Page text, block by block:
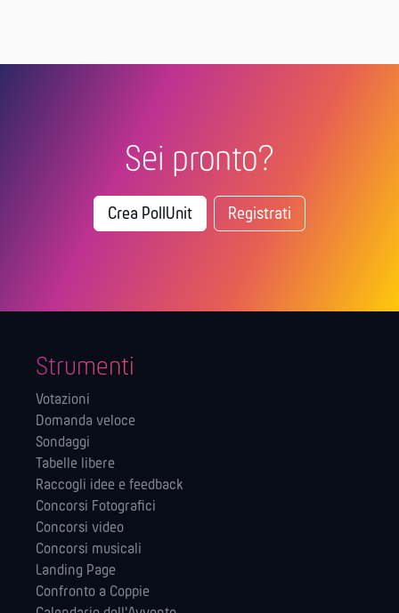
Sei pronto?
Crea PollUnit Registrati
Strumenti
Votazioni
Domanda veloce
Sondaggi
Tabelle libere
Raccogli idee e feedback
Concorsi Fotografici
Concorsi video
Concorsi musicali
Landing Page
Confronto a Coppie